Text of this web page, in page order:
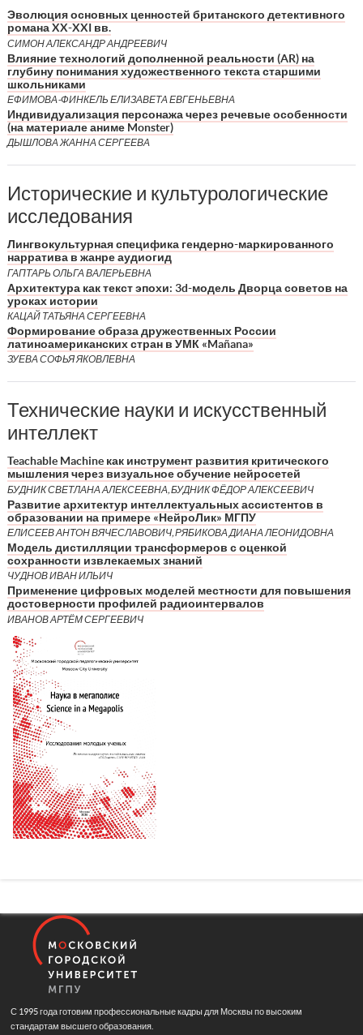
Эволюция основных ценностей британского детективного
романа XX-XXI вв.
СИМОН АЛЕКСАНДР АНДРЕЕВИЧ
Влияние технологий дополненной реальности (AR) на
глубину понимания художественного текста старшими
школьниками
ЕФИМОВА-ФИНКЕЛЬ ЕЛИЗАВЕТА ЕВГЕНЬЕВНА
Индивидуализация персонажа через речевые особенности
(на материале аниме Monster)
ДЫШЛОВА ЖАННА СЕРГЕЕВА
Исторические и культурологические
исследования
Лингвокультурная специфика гендерно-маркированного
нарратива в жанре аудиогид
ГАПТАРЬ ОЛЬГА ВАЛЕРЬЕВНА
Архитектура как текст эпохи: 3d-модель Дворца советов на
уроках истории
КАЦАЙ ТАТЬЯНА СЕРГЕЕВНА
Формирование образа дружественных России
латиноамериканских стран в УМК «Mañana»
ЗУЕВА СОФЬЯ ЯКОВЛЕВНА
Технические науки и искусственный
интеллект
Teachable Machine как инструмент развития критического
мышления через визуальное обучение нейросетей
БУДНИК СВЕТЛАНА АЛЕКСЕЕВНА, БУДНИК ФЁДОР АЛЕКСЕЕВИЧ
Развитие архитектур интеллектуальных ассистентов в
образовании на примере «НейроЛик» МГПУ
ЕЛИСЕЕВ АНТОН ВЯЧЕСЛАВОВИЧ, РЯБИКОВА ДИАНА ЛЕОНИДОВНА
Модель дистилляции трансформеров с оценкой
сохранности извлекаемых знаний
ЧУДНОВ ИВАН ИЛЬИЧ
Применение цифровых моделей местности для повышения
достоверности профилей радиоинтервалов
ИВАНОВ АРТЁМ СЕРГЕЕВИЧ
С 1995 года готовим профессиональные кадры для Москвы по высоким
стандартам высшего образования.